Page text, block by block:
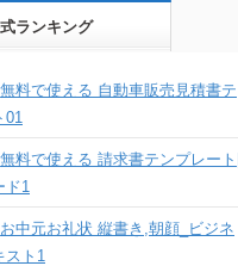
ランキング
無料で使える 自動車販売見積書テ
01
無料で使える 請求書テンプレート|
ド1
お中元お礼状 縦書き,朝顔_ビジネ
スト1